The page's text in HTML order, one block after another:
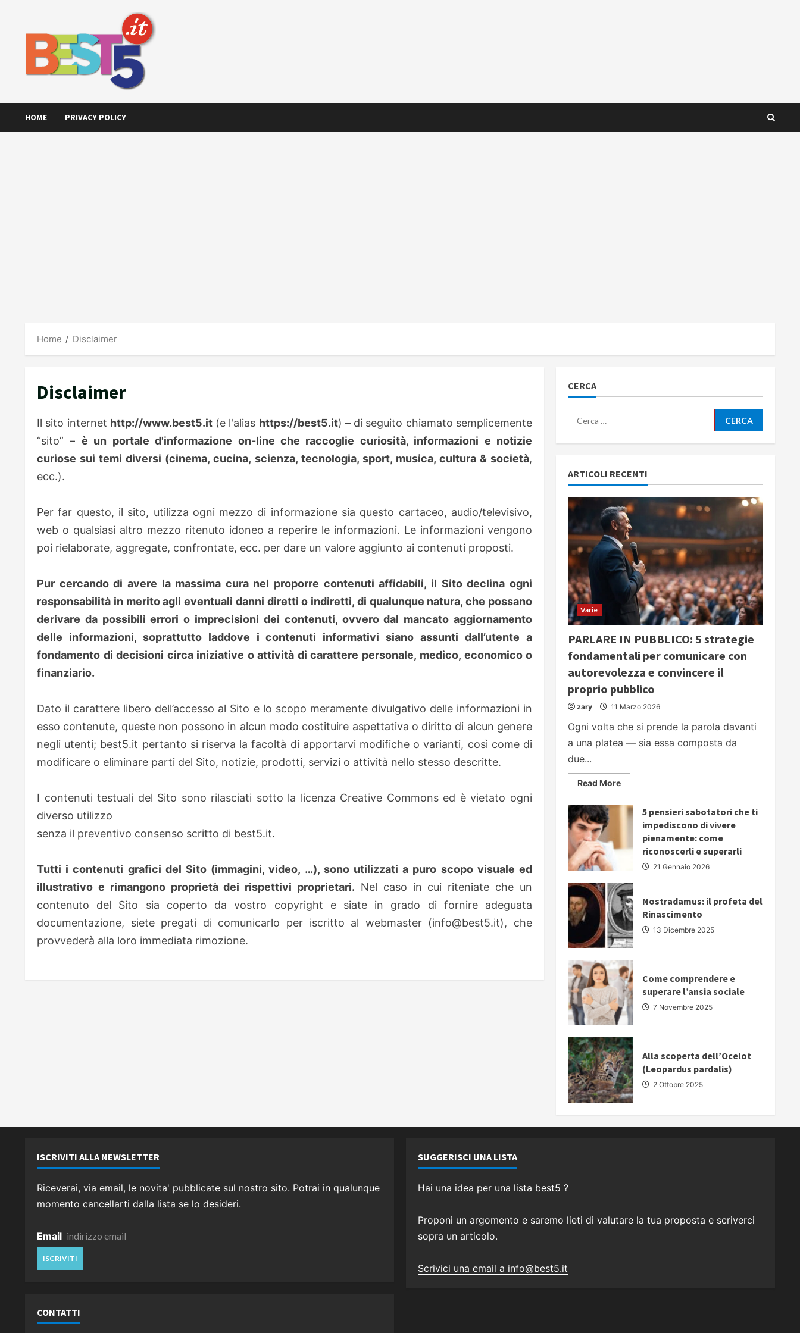
HOME PRIVACY POLICY
Home Disclaimer
Disclaimer
Il sito internet http://www.best5.it(e l'alias https://best5.it) – di seguito chiamato semplicemente
“sito” – è un portale d'informazione on-line che raccoglie curiosità, informazioni e notizie
curiose sui temi diversi (cinema, cucina, scienza, tecnologia, sport, musica, cultura & società,
ecc.).
Per far questo, il sito, utilizza ogni mezzo di informazione sia questo cartaceo, audio/televisivo,
web o qualsiasi altro mezzo ritenuto idoneo a reperire le informazioni. Le informazioni vengono
poi rielaborate, aggregate, confrontate, ecc. per dare un valore aggiunto ai contenuti proposti.
Pur cercando di avere la massima cura nel proporre contenuti affidabili, il Sito declina ogni
responsabilità in merito agli eventuali danni diretti o indiretti, di qualunque natura, che possano
derivare da possibili errori o imprecisioni dei contenuti, ovvero dal mancato aggiornamento
delle informazioni, soprattutto laddove i contenuti informativi siano assunti dall’utente a
fondamento di decisioni circa iniziative o attività di carattere personale, medico, economico o
finanziario.
Dato il carattere libero dell’accesso al Sito e lo scopo meramente divulgativo delle informazioni in
esso contenute, queste non possono in alcun modo costituire aspettativa o diritto di alcun genere
negli utenti; best5.it pertanto si riserva la facoltà di apportarvi modifiche o varianti, così come di
modificare o eliminare parti del Sito, notizie, prodotti, servizi o attività nello stesso descritte.
I contenuti testuali del Sito sono rilasciati sotto la licenza Creative Commons ed è vietato ogni
diverso utilizzo
senza il preventivo consenso scritto di best5.it.
Tutti i contenuti grafici del Sito (immagini, video, …), sono utilizzati a puro scopo visuale ed
illustrativo e rimangono proprietà dei rispettivi proprietari. Nel caso in cui riteniate che un
contenuto del Sito sia coperto da vostro copyright e siate in grado di fornire adeguata
documentazione, siete pregati di comunicarlo per iscritto al webmaster (info@best5.it), che
provvederà alla loro immediata rimozione.
CERCA
Ricerca
per:
ARTICOLI RECENTI
Varie
PARLARE IN PUBBLICO: 5 strategie
fondamentali per comunicare con
autorevolezza e convincere il
proprio pubblico
zary 11 Marzo 2026
Ogni volta che si prende la parola davanti
a una platea — sia essa composta da
due...
Read MoreRead
more
PARLARE
IN
PUBBLICO:
strategie
fondamentali
comunicare
autorevolezza
e
convincere
il
proprio
pubblico
5 pensieri sabotatori che ti
impediscono di vivere
pienamente: come
riconoscerli e superarli
21 Gennaio 2026
Nostradamus: il profeta del
Rinascimento
13 Dicembre 2025
Come comprendere e
superare l’ansia sociale
7 Novembre 2025
Alla scoperta dell’Ocelot
(Leopardus pardalis)
2 Ottobre 2025
ISCRIVITI ALLA NEWSLETTER
Riceverai, via email, le novita' pubblicate sul nostro sito. Potrai in qualunque
momento cancellarti dalla lista se lo desideri.
Email
CONTATTI
SUGGERISCI UNA LISTA
Hai una idea per una lista best5 ?
Proponi un argomento e saremo lieti di valutare la tua proposta e scriverci
sopra un articolo.
Scrivici una email a info@best5.it